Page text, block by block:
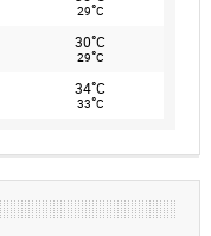
29°C
30°C
29°C
34°C
33°C